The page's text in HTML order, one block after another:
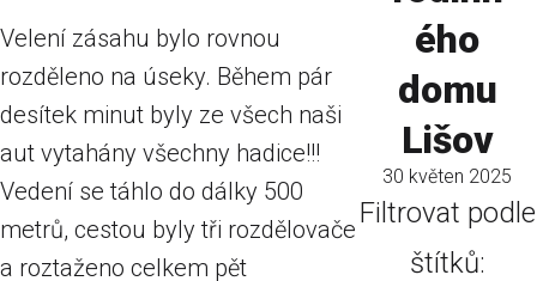
Velení zásahu bylo rovnou
rozděleno na úseky. Během pár
desítek minut byly ze všech naši
aut vytahány všechny hadice!!!
Vedení se táhlo do dálky 500
metrů, cestou byly tři rozdělovače
a roztaženo celkem pět
ého
domu
Lišov
30 květen 2025
Filtrovat podle
štítků: